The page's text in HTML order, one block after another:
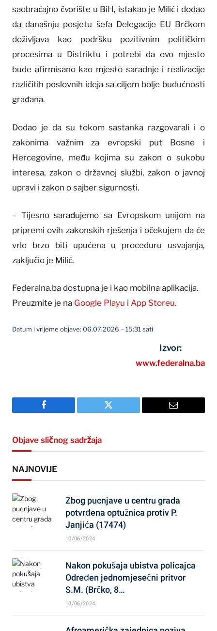
saobraćajno čvorište u BiH, istakao je Milić i dodao
da današnju posjetu šefa Delegacije EU Brčkom
doživljava kao podršku pozitivnim političkim
procesima u Distriktu i potrebi da ovo mjesto
bude afirmisano kao mjesto saradnje i realizacije
različitih poslovnih ideja sa ciljem bolje budućnosti
građana.
Dodao je da su tokom sastanka razgovarali i o
zakonima važnim za evropski put Bosne i
Hercegovine, među kojima su zakon o sukobu
interesa, zakon o državnoj službi, zakon o javnoj
upravi i zakon o sajber sigurnosti.
– Tijesno sarađujemo sa Evropskom unijom na
pripremi ovih zakonskih rješenja i očekujem da će
vrlo brzo biti upućena u proceduru usvajanja,
zaključio je Milić.
Federalna.ba dostupna je i kao mobilna aplikacija.
Preuzmite je na Google Playu i App Storeu.
Datum i vrijeme objave: 06.07.2026 – 15:31 sati
Izvor:
www.federalna.ba
Facebook Twitter Email
Objave sličnog sadržaja
NAJNOVIJE
Zbog pucnjave u centru grada
potvrđena optužnica protiv P.
Janjića (17474)
10/06/2024
Nakon pokušaja ubistva policajca
Određen jednomjesečni pritvor
S.M. (Brčko, 8…
10/06/2024